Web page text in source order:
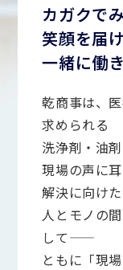
カガクで
笑顔を届
一緒に働
乾商事は、
求められる
洗浄剤・油
現場の声に
解決に向け
人とモノの
して――
ともに「現